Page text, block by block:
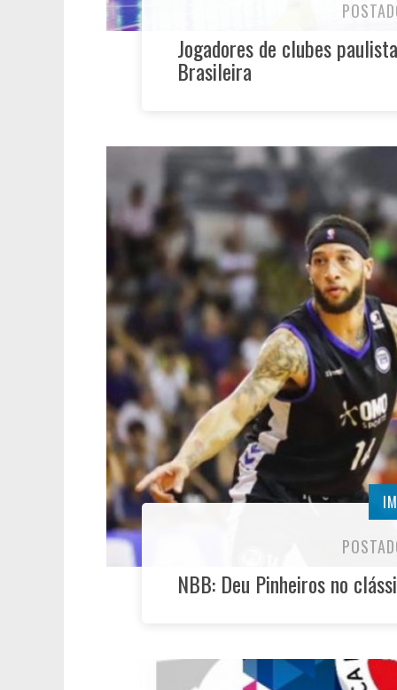
Jogadores de clubes
Brasileira
NBB: Deu Pinheiros no